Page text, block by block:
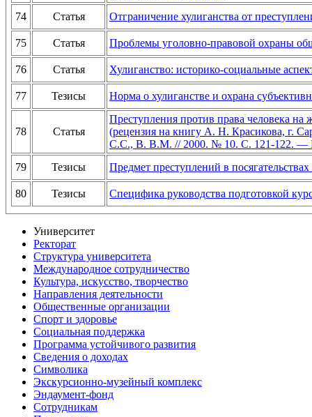
74
Статья Отграничение хулиганства от
75 Статья Проблемы уголовно-правовой охраны
76 Статья Хулиганство: историко-социальные
77 Тезисы Норма о хулиганстве и охрана
78 Статья
Преступления против права человека на
(рецензия на книгу А. Н. Красикова, г.
С.С., В. В.М. // 2000. № 10. С. 121-122. —
79
Тезисы Предмет преступлений в посягательствах
80 Тезисы Специфика руководства подготовкой
Университет
Ректорат
Структура университета
Международное сотрудничество
Культура, искусство, творчество
Направления деятельности
Общественные организации
Спорт и здоровье
Социальная поддержка
Программа устойчивого развития
Сведения о доходах
Символика
Экскурсионно-музейный комплекс
Эндаумент-фонд
Сотрудникам